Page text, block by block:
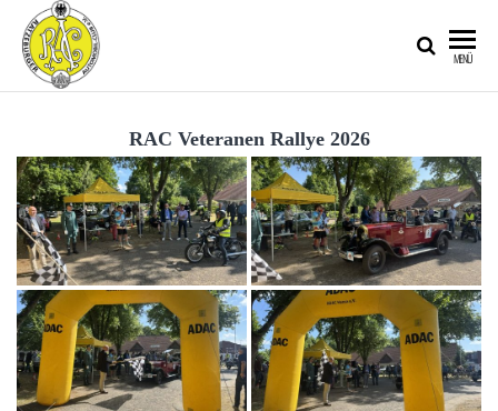
AUTOMOBIL-
CLUB IM
ADAC E.V.
MENÜ
RAC Veteranen Rallye 2026